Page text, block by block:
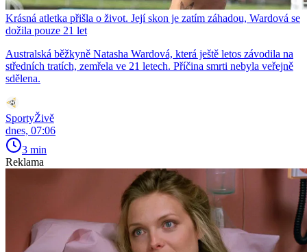
Krásná atletka přišla o život. Její skon je zatím záhadou, Wardová se
dožila pouze 21 let
Australská běžkyně Natasha Wardová, která ještě letos závodila na
středních tratích, zemřela ve 21 letech. Příčina smrti nebyla veřejně
sdělena.
SportyŽivě
dnes, 07:06
3 min
Reklama